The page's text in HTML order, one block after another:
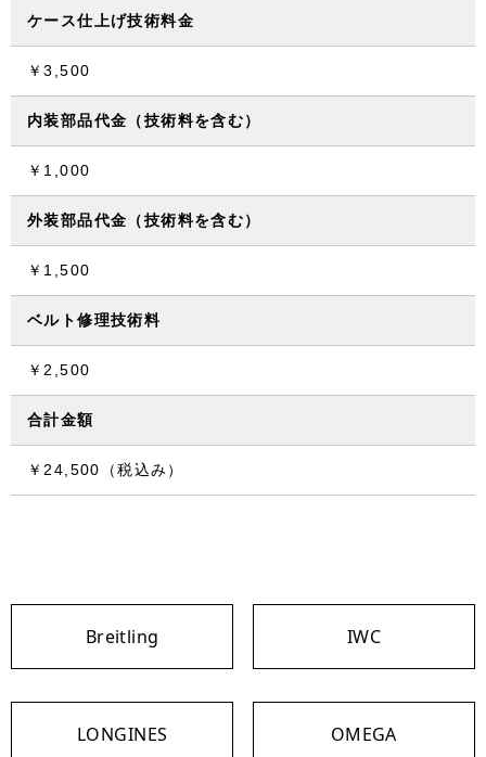
ケース仕上げ技術料金
￥3,500
内装部品代金（技術料を含む）
￥1,000
外装部品代金（技術料を含む）
￥1,500
ベルト修理技術料
￥2,500
合計金額
￥24,500（税込み）
Breitling IWC
LONGINES OMEGA